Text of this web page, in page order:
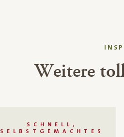
Weitere
SCHNELL,
SELBSTGEMACHTES